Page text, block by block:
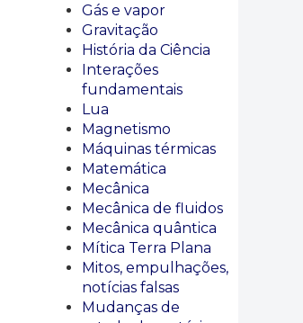
Gás e vapor
Gravitação
História da Ciência
Interações
fundamentais
Lua
Magnetismo
Máquinas térmicas
Matemática
Mecânica
Mecânica de fluidos
Mecânica quântica
Mítica Terra Plana
Mitos, empulhações,
notícias falsas
Mudanças de